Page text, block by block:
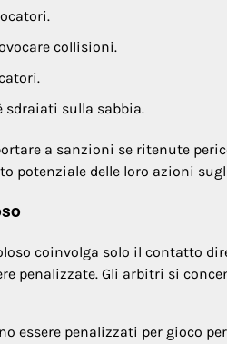
collisioni.
sdraiati sulla sabbia.
a sanzioni se ritenute
potenziale delle loro azioni
coinvolga solo il contatto
penalizzate. Gli arbitri si
essere penalizzati per gioco